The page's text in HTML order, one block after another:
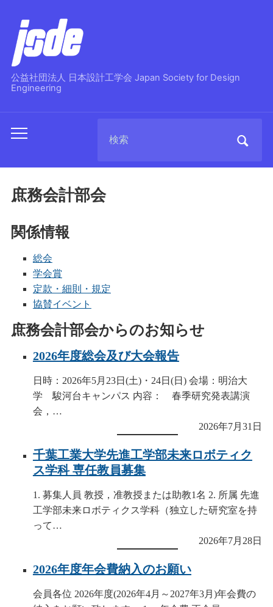
公益社団法人 日本設計工学会 Japan Society for Design
Engineering
Toggle
menu
for:
庶務会計部会
関係情報
総会
学会賞
定款・細則・規定
協賛イベント
庶務会計部会からのお知らせ
2026年度総会及び大会報告
日時：2026年5月23日(土)・24日(日) 会場：明治大
学 駿河台キャンパス 内容： 春季研究発表講演
会，…
2026年7月31日
千葉工業大学先進工学部未来ロボティク
ス学科 専任教員募集
1. 募集人員 教授，准教授または助教1名 2. 所属 先進
工学部未来ロボティクス学科（独立した研究室を持
って…
2026年7月28日
2026年度年会費納入のお願い
会員各位 2026年度(2026年4月～2027年3月)年会費の